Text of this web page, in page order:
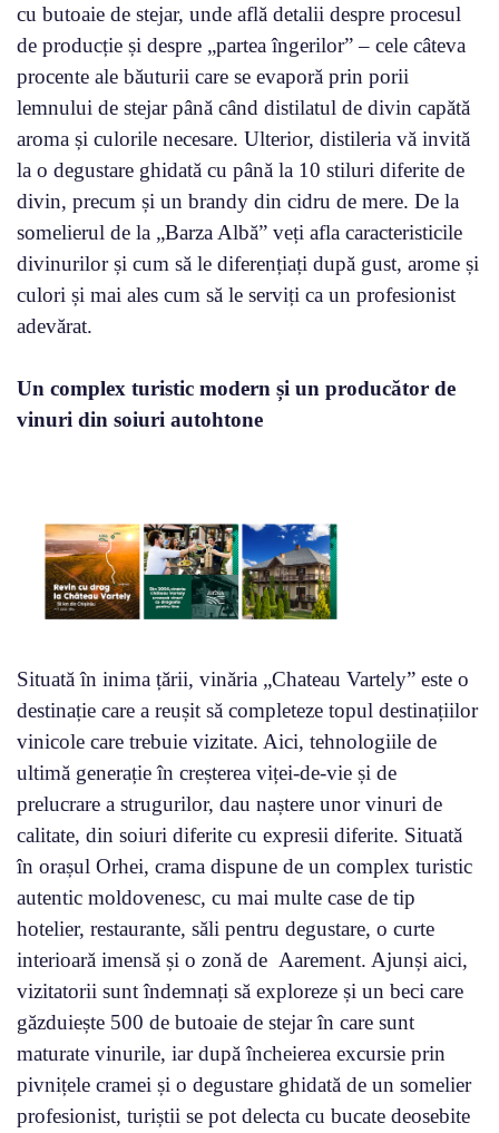
cu butoaie de stejar, unde află detalii despre procesul
de producție și despre „partea îngerilor” – cele câteva
procente ale băuturii care se evaporă prin porii
lemnului de stejar până când distilatul de divin capătă
aroma și culorile necesare. Ulterior, distileria vă invită
la o degustare ghidată cu până la 10 stiluri diferite de
divin, precum și un brandy din cidru de mere. De la
somelierul de la „Barza Albă” veți afla caracteristicile
divinurilor și cum să le diferențiați după gust, arome și
culori și mai ales cum să le serviți ca un profesionist
adevărat.
Un complex turistic modern și un producător de
vinuri din soiuri autohtone
Situată în inima țării, vinăria „Chateau Vartely” este o
destinație care a reușit să completeze topul destinațiilor
vinicole care trebuie vizitate. Aici, tehnologiile de
ultimă generație în creșterea viței-de-vie și de
prelucrare a strugurilor, dau naștere unor vinuri de
calitate, din soiuri diferite cu expresii diferite. Situată
în orașul Orhei, crama dispune de un complex turistic
autentic moldovenesc, cu mai multe case de tip
hotelier, restaurante, săli pentru degustare, o curte
interioară imensă și o zonă de Aarement. Ajunși aici,
vizitatorii sunt îndemnați să exploreze și un beci care
găzduiește 500 de butoaie de stejar în care sunt
maturate vinurile, iar după încheierea excursie prin
pivnițele cramei și o degustare ghidată de un somelier
profesionist, turiștii se pot delecta cu bucate deosebite